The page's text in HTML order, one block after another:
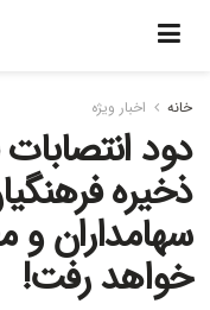
خانه اخبار ویژه
دود
ذخیره
سهامداران و
خواهد رفت!